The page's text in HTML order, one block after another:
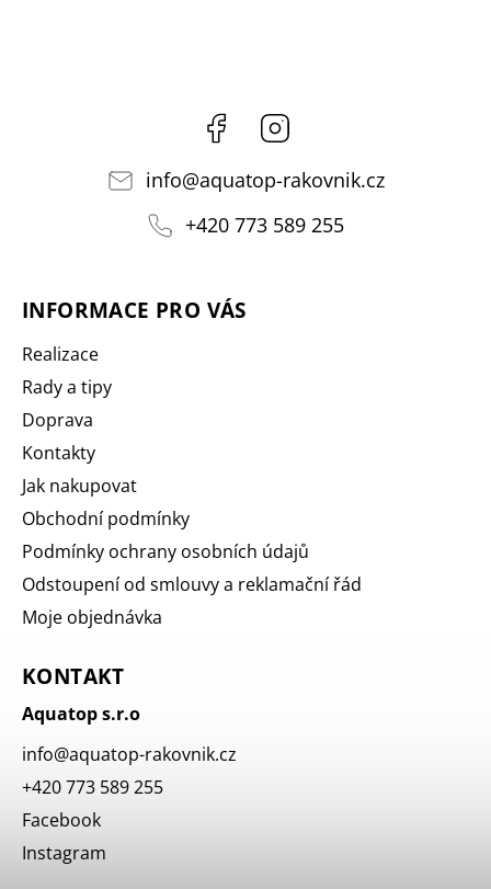
Facebook
info@aquatop-rakovnik.cz
+420 773 589 255
INFORMACE PRO VÁS
Realizace
Rady a tipy
Doprava
Kontakty
Jak nakupovat
Obchodní podmínky
Podmínky ochrany osobních údajů
Odstoupení od smlouvy a reklamační řád
Moje objednávka
KONTAKT
Aquatop s.r.o
info@aquatop-rakovnik.cz
+420 773 589 255
Facebook
Instagram